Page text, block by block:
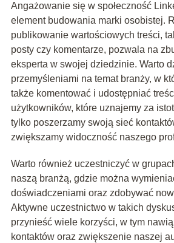
Angażowanie się w społeczność
element budowania marki osobistej.
publikowanie wartościowych treści,
posty czy komentarze, pozwala na
eksperta w swojej dziedzinie. Warto
przemyśleniami na temat branży, w
także komentować i udostępniać
użytkowników, które uznajemy za
tylko poszerzamy swoją sieć
zwiększamy widoczność naszego
Warto również uczestniczyć w
naszą branżą, gdzie można
doświadczeniami oraz zdobywać
Aktywne uczestnictwo w takich
przynieść wiele korzyści, w tym
kontaktów oraz zwiększenie naszej